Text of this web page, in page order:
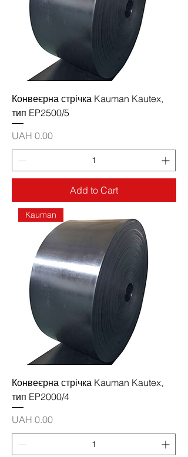
Конвеєрна стрічка Kauman Kautex,
тип EP2500/5
Price
UAH 0.00
Add to Cart
Kauman
Конвеєрна стрічка Kauman Kautex,
тип EP2000/4
Price
UAH 0.00